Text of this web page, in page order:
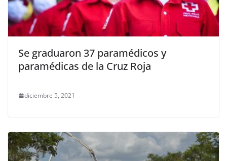
Se graduaron 37 paramédicos y
paramédicas de la Cruz Roja
diciembre 5, 2021